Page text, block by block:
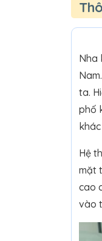
Nha
ta.
phố
Hệ
mặt
cao
vào